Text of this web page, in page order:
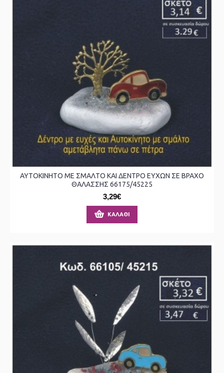
ΑΥΤΟΚΙΝΗΤΟ ΜΕ ΣΜΑΛΤΟ ΚΑΙ ΔΕΝΤΡΟ ΕΥΧΩΝ ΣΕ ΒΡΑΧΟ
ΘΑΛΑΣΣΗΣ 66175/45225
3,29€
ΚΑΛΆΘΙ